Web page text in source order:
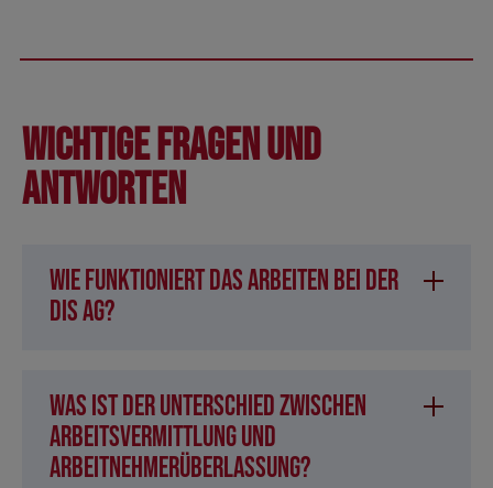
Wichtige Fragen und
Antworten
Wie funktioniert das Arbeiten bei der
DIS AG?
Was ist der Unterschied zwischen
Arbeitsvermittlung und
Arbeitnehmerüberlassung?